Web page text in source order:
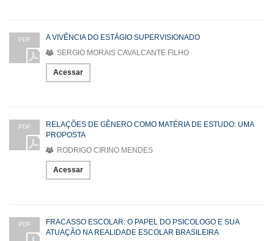
PDF
A VIVÊNCIA DO ESTÁGIO SUPERVISIONADO
SERGIO MORAIS CAVALCANTE FILHO
Acessar
PDF
RELAÇÕES DE GÊNERO COMO MATÉRIA DE ESTUDO: UMA
PROPOSTA
RODRIGO CIRINO MENDES
Acessar
PDF
FRACASSO ESCOLAR: O PAPEL DO PSICOLOGO E SUA
ATUAÇÃO NA REALIDADE ESCOLAR BRASILEIRA